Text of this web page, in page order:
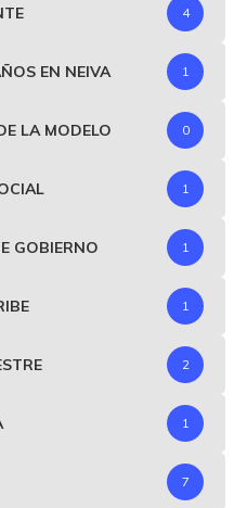
4
EN NEIVA 1
LA MODELO 0
1
GOBIERNO 1
1
2
1
7